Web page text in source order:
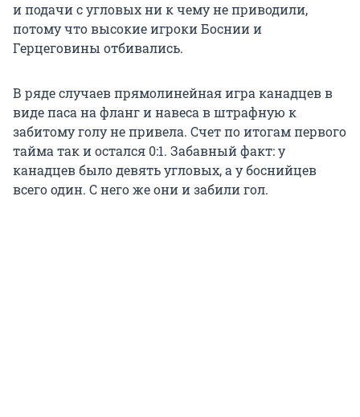
и подачи с угловых ни к чему не приводили,
потому что высокие игроки Боснии и
Герцеговины отбивались.
В ряде случаев прямолинейная игра канадцев в
виде паса на фланг и навеса в штрафную к
забитому голу не привела. Счет по итогам первого
тайма так и остался 0:1. Забавный факт: у
канадцев было девять угловых, а у боснийцев
всего один. С него же они и забили гол.